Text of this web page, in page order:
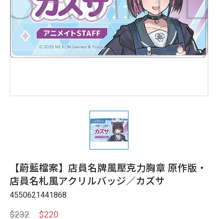
【蔚藍檔案】店員名牌風壓克力胸章 原作版・
店員名札風アクリルバッジ／カズサ
4550621441868
$232 $220